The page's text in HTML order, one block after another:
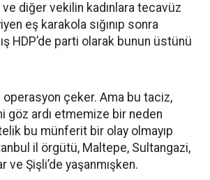
ve diğer vekilin kadınlara tecavüz
eş karakola sığınıp sonra
HDP’de parti olarak bunun üstünü
operasyon çeker. Ama bu taciz,
göz ardı etmemize bir neden
bu münferit bir olay olmayıp
il örgütü, Maltepe, Sultangazi,
ve Şişli’de yaşanmışken.